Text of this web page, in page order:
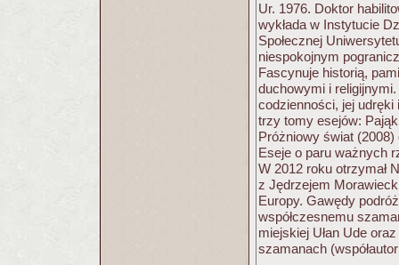
Ur. 1976. Doktor
wykłada w Instytucie
Społecznej
niespokojnym
Fascynuje historią,
duchowymi i
codzienności, jej udręki
trzy tomy esejów:
Próżniowy świat
Eseje o paru ważnych
W 2012 roku otrzymał
z Jędrzejem
Europy. Gawędy
współczesnemu
miejskiej Ułan Ude
szamanach